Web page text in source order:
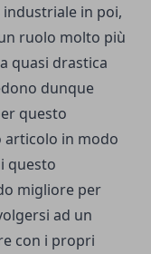
in poi,
ruolo molto più
quasi drastica
dunque
questo
articolo in modo
questo
migliore per
ad un
con i propri